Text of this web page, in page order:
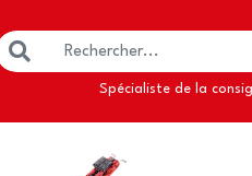
Spécialiste de la